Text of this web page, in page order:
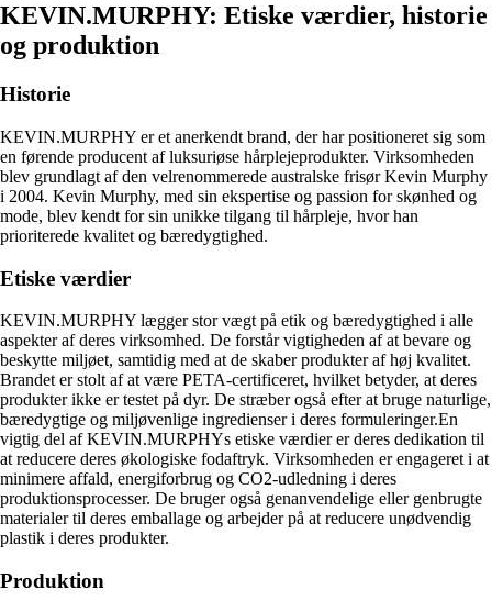
KEVIN.MURPHY: Etiske værdier, historie
og produktion
Historie
KEVIN.MURPHY er et anerkendt brand, der har positioneret sig som
en førende producent af luksuriøse hårplejeprodukter. Virksomheden
blev grundlagt af den velrenommerede australske frisør Kevin Murphy
i 2004. Kevin Murphy, med sin ekspertise og passion for skønhed og
mode, blev kendt for sin unikke tilgang til hårpleje, hvor han
prioriterede kvalitet og bæredygtighed.
Etiske værdier
KEVIN.MURPHY lægger stor vægt på etik og bæredygtighed i alle
aspekter af deres virksomhed. De forstår vigtigheden af at bevare og
beskytte miljøet, samtidig med at de skaber produkter af høj kvalitet.
Brandet er stolt af at være PETA-certificeret, hvilket betyder, at deres
produkter ikke er testet på dyr. De stræber også efter at bruge naturlige,
bæredygtige og miljøvenlige ingredienser i deres formuleringer.En
vigtig del af KEVIN.MURPHYs etiske værdier er deres dedikation til
at reducere deres økologiske fodaftryk. Virksomheden er engageret i at
minimere affald, energiforbrug og CO2-udledning i deres
produktionsprocesser. De bruger også genanvendelige eller genbrugte
materialer til deres emballage og arbejder på at reducere unødvendig
plastik i deres produkter.
Produktion